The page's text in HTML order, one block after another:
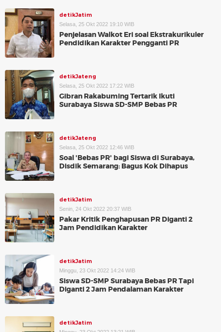
detikJatim
Selasa, 25 Okt 2022 19:10 WIB
Penjelasan Walkot Eri soal Ekstrakurikuler
Pendidikan Karakter Pengganti PR
detikJateng
Selasa, 25 Okt 2022 17:22 WIB
Gibran Rakabuming Tertarik Ikuti
Surabaya Siswa SD-SMP Bebas PR
detikJateng
Selasa, 25 Okt 2022 12:46 WIB
Soal 'Bebas PR' bagi Siswa di Surabaya,
Disdik Semarang: Bagus Kok Dihapus
detikJatim
Senin, 24 Okt 2022 20:37 WIB
Pakar Kritik Penghapusan PR Diganti 2
Jam Pendidikan Karakter
detikJatim
Minggu, 23 Okt 2022 14:24 WIB
Siswa SD-SMP Surabaya Bebas PR Tapi
Diganti 2 Jam Pendalaman Karakter
detikJatim